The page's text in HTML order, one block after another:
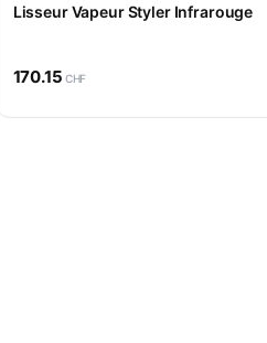
Lisseur Vapeur Styler Infrarouge
170.15 CHF